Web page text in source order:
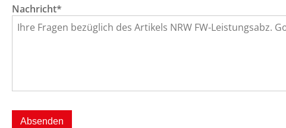
Nachricht*
Absenden